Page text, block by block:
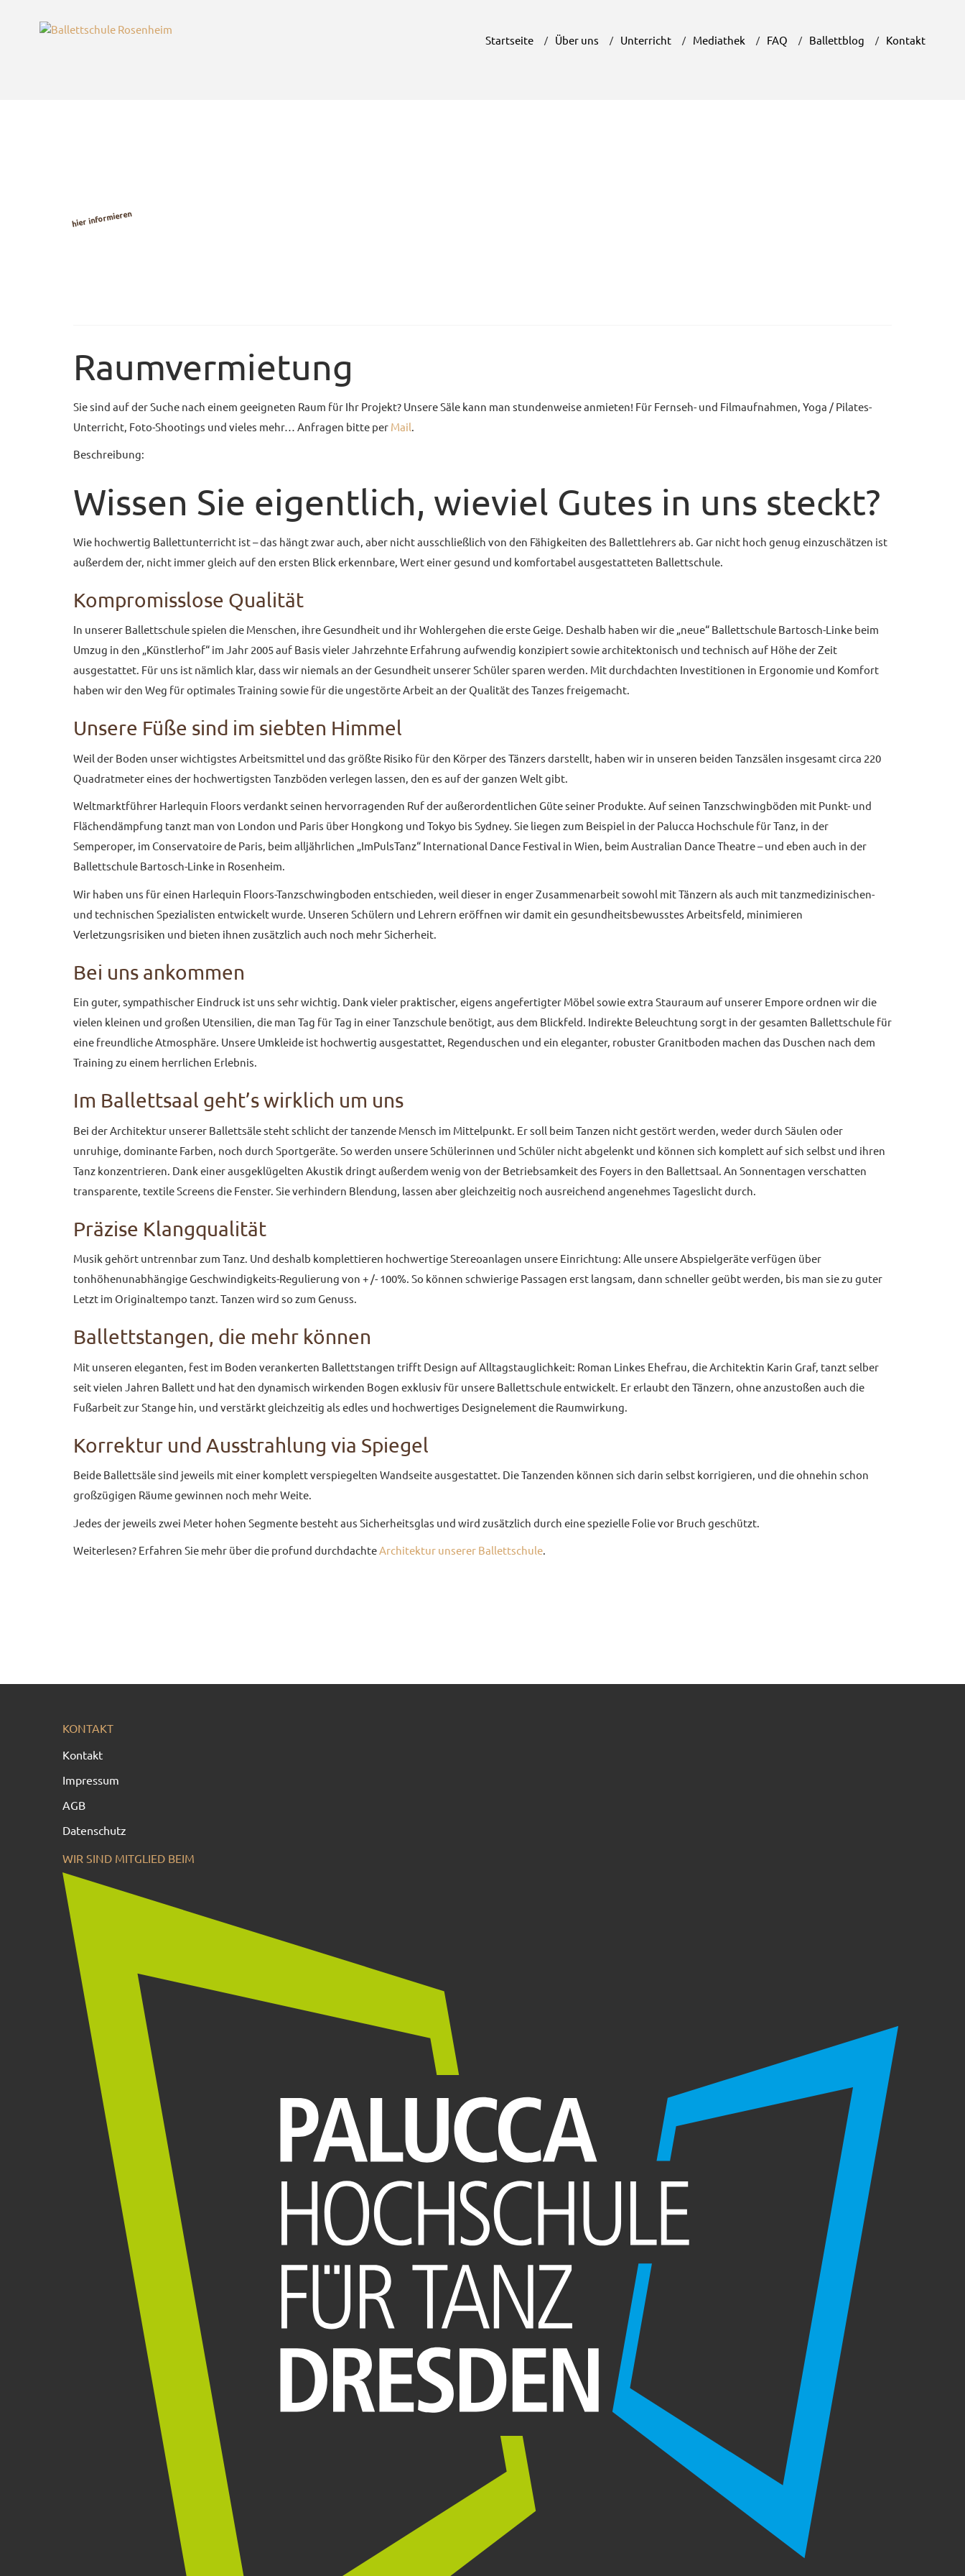
Startseite Über uns Unterricht Mediathek FAQ Ballettblog Kontakt
Probestunden
hier informieren
Raumvermietung
Sie sind auf der Suche nach einem geeigneten Raum für Ihr Projekt? Unsere Säle kann man stundenweise anmieten! Für Fernseh- und Filmaufnahmen, Yoga / Pilates-
Unterricht, Foto-Shootings und vieles mehr… Anfragen bitte per Mail
Beschreibung:
Wissen Sie eigentlich, wieviel Gutes in uns steckt?
Wie hochwertig Ballettunterricht ist – das hängt zwar auch, aber nicht ausschließlich von den Fähigkeiten des Ballettlehrers ab. Gar nicht hoch genug einzuschätzen ist
außerdem der, nicht immer gleich auf den ersten Blick erkennbare, Wert einer gesund und komfortabel ausgestatteten Ballettschule.
Kompromisslose Qualität
In unserer Ballettschule spielen die Menschen, ihre Gesundheit und ihr Wohlergehen die erste Geige. Deshalb haben wir die „neue“ Ballettschule Bartosch-Linke beim
Umzug in den „Künstlerhof“ im Jahr 2005 auf Basis vieler Jahrzehnte Erfahrung aufwendig konzipiert sowie architektonisch und technisch auf Höhe der Zeit
ausgestattet. Für uns ist nämlich klar, dass wir niemals an der Gesundheit unserer Schüler sparen werden. Mit durchdachten Investitionen in Ergonomie und Komfort
haben wir den Weg für optimales Training sowie für die ungestörte Arbeit an der Qualität des Tanzes freigemacht.
Unsere Füße sind im siebten Himmel
Weil der Boden unser wichtigstes Arbeitsmittel und das größte Risiko für den Körper des Tänzers darstellt, haben wir in unseren beiden Tanzsälen insgesamt circa 220
Quadratmeter eines der hochwertigsten Tanzböden verlegen lassen, den es auf der ganzen Welt gibt.
Weltmarktführer Harlequin Floors verdankt seinen hervorragenden Ruf der außerordentlichen Güte seiner Produkte. Auf seinen Tanzschwingböden mit Punkt- und
Flächendämpfung tanzt man von London und Paris über Hongkong und Tokyo bis Sydney. Sie liegen zum Beispiel in der Palucca Hochschule für Tanz, in der
Semperoper, im Conservatoire de Paris, beim alljährlichen „ImPulsTanz“ International Dance Festival in Wien, beim Australian Dance Theatre – und eben auch in der
Ballettschule Bartosch-Linke in Rosenheim.
Wir haben uns für einen Harlequin Floors-Tanzschwingboden entschieden, weil dieser in enger Zusammenarbeit sowohl mit Tänzern als auch mit tanzmedizinischen-
und technischen Spezialisten entwickelt wurde. Unseren Schülern und Lehrern eröffnen wir damit ein gesundheitsbewusstes Arbeitsfeld, minimieren
Verletzungsrisiken und bieten ihnen zusätzlich auch noch mehr Sicherheit.
Bei uns ankommen
Ein guter, sympathischer Eindruck ist uns sehr wichtig. Dank vieler praktischer, eigens angefertigter Möbel sowie extra Stauraum auf unserer Empore ordnen wir die
vielen kleinen und großen Utensilien, die man Tag für Tag in einer Tanzschule benötigt, aus dem Blickfeld. Indirekte Beleuchtung sorgt in der gesamten Ballettschule für
eine freundliche Atmosphäre. Unsere Umkleide ist hochwertig ausgestattet, Regenduschen und ein eleganter, robuster Granitboden machen das Duschen nach dem
Training zu einem herrlichen Erlebnis.
Im Ballettsaal geht’s wirklich um uns
Bei der Architektur unserer Ballettsäle steht schlicht der tanzende Mensch im Mittelpunkt. Er soll beim Tanzen nicht gestört werden, weder durch Säulen oder
unruhige, dominante Farben, noch durch Sportgeräte. So werden unsere Schülerinnen und Schüler nicht abgelenkt und können sich komplett auf sich selbst und ihren
Tanz konzentrieren. Dank einer ausgeklügelten Akustik dringt außerdem wenig von der Betriebsamkeit des Foyers in den Ballettsaal. An Sonnentagen verschatten
transparente, textile Screens die Fenster. Sie verhindern Blendung, lassen aber gleichzeitig noch ausreichend angenehmes Tageslicht durch.
Präzise Klangqualität
Musik gehört untrennbar zum Tanz. Und deshalb komplettieren hochwertige Stereoanlagen unsere Einrichtung: Alle unsere Abspielgeräte verfügen über
tonhöhenunabhängige Geschwindigkeits-Regulierung von + /- 100%. So können schwierige Passagen erst langsam, dann schneller geübt werden, bis man sie zu guter
Letzt im Originaltempo tanzt. Tanzen wird so zum Genuss.
Ballettstangen, die mehr können
Mit unseren eleganten, fest im Boden verankerten Ballettstangen trifft Design auf Alltagstauglichkeit: Roman Linkes Ehefrau, die Architektin Karin Graf, tanzt selber
seit vielen Jahren Ballett und hat den dynamisch wirkenden Bogen exklusiv für unsere Ballettschule entwickelt. Er erlaubt den Tänzern, ohne anzustoßen auch die
Fußarbeit zur Stange hin, und verstärkt gleichzeitig als edles und hochwertiges Designelement die Raumwirkung.
Korrektur und Ausstrahlung via Spiegel
Beide Ballettsäle sind jeweils mit einer komplett verspiegelten Wandseite ausgestattet. Die Tanzenden können sich darin selbst korrigieren, und die ohnehin schon
großzügigen Räume gewinnen noch mehr Weite.
Jedes der jeweils zwei Meter hohen Segmente besteht aus Sicherheitsglas und wird zusätzlich durch eine spezielle Folie vor Bruch geschützt.
Weiterlesen? Erfahren Sie mehr über die profund durchdachteArchitektur unserer Ballettschule.
KONTAKT
Kontakt
Impressum
AGB
Datenschutz
WIR SIND MITGLIED BEIM